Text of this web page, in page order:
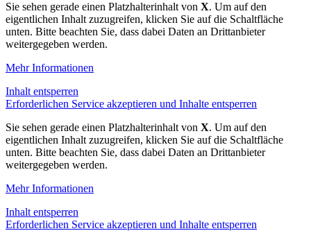
Sie sehen gerade einen Platzhalterinhalt von X. Um auf den
eigentlichen Inhalt zuzugreifen, klicken Sie auf die Schaltfläche
unten. Bitte beachten Sie, dass dabei Daten an Drittanbieter
weitergegeben werden.
Mehr Informationen
Inhalt entsperren
Erforderlichen Service akzeptieren und Inhalte entsperren
Sie sehen gerade einen Platzhalterinhalt von X. Um auf den
eigentlichen Inhalt zuzugreifen, klicken Sie auf die Schaltfläche
unten. Bitte beachten Sie, dass dabei Daten an Drittanbieter
weitergegeben werden.
Mehr Informationen
Inhalt entsperren
Erforderlichen Service akzeptieren und Inhalte entsperren